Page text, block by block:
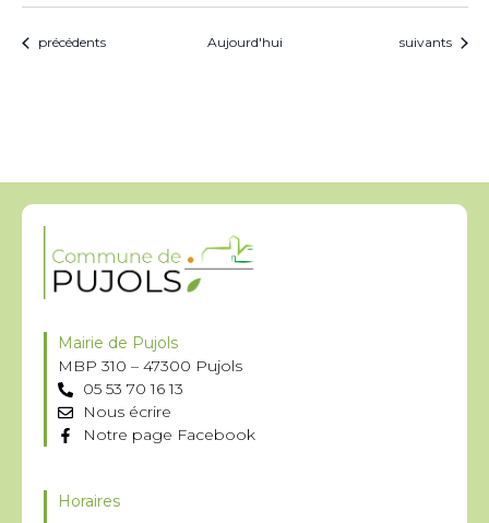
Évènements
précédents Aujourd'hui Évènements
suivants
Mairie de Pujols
MBP 310 – 47300 Pujols
05 53 70 16 13
Nous écrire
Notre page Facebook
Horaires